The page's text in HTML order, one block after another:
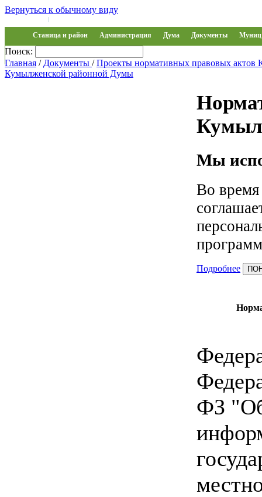
Вернуться к обычному виду
|
Станица и район Администрация Дума Документы Муниц
Обращения
Поиск:
Главная / Документы /Проекты нормативных правовых
Кумылженской районной Думы
Мы
Во
Подробнее
ФЗ "Об